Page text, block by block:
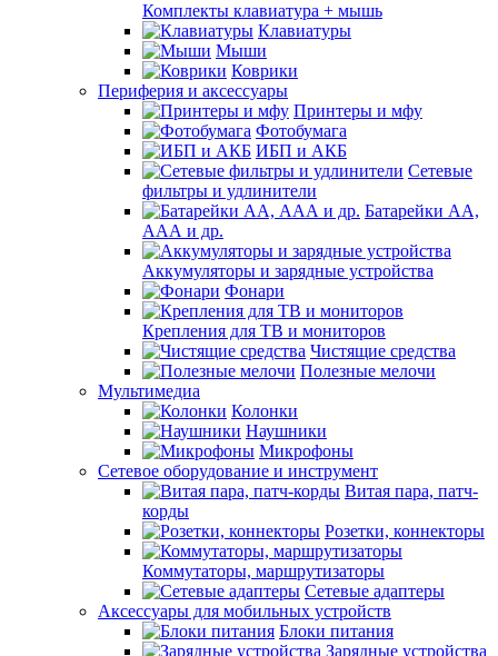
Комплекты клавиатура + мышь
Клавиатуры
Мыши
Коврики
Периферия и аксессуары
Принтеры и мфу
Фотобумага
ИБП и АКБ
Сетевые
фильтры и удлинители
Батарейки АА,
ААА и др.
Аккумуляторы и зарядные устройства
Фонари
Крепления для ТВ и мониторов
Чистящие средства
Полезные мелочи
Мультимедиа
Колонки
Наушники
Микрофоны
Сетевое оборудование и инструмент
Витая пара, патч-
корды
Розетки, коннекторы
Коммутаторы, маршрутизаторы
Сетевые адаптеры
Аксессуары для мобильных устройств
Блоки питания
Зарядные устройства